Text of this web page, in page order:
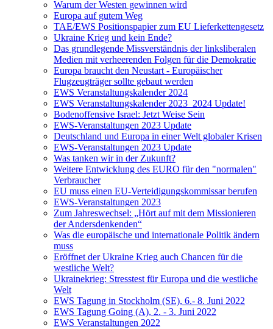
Warum der Westen gewinnen wird
Europa auf gutem Weg
TAE/EWS Positionspapier zum EU Lieferkettengesetz
Ukraine Krieg und kein Ende?
Das grundlegende Missverständnis der linksliberalen
Medien mit verheerenden Folgen für die Demokratie
Europa braucht den Neustart - Europäischer
Flugzeugträger sollte gebaut werden
EWS Veranstaltungskalender 2024
EWS Veranstaltungskalender 2023_2024 Update!
Bodenoffensive Israel: Jetzt Weise Sein
EWS-Veranstaltungen 2023 Update
Deutschland und Europa in einer Welt globaler Krisen
EWS-Veranstaltungen 2023 Update
Was tanken wir in der Zukunft?
Weitere Entwicklung des EURO für den "normalen"
Verbraucher
EU muss einen EU-Verteidigungskommissar berufen
EWS-Veranstaltungen 2023
Zum Jahreswechsel: „Hört auf mit dem Missionieren
der Andersdenkenden“
Was die europäische und internationale Politik ändern
muss
Eröffnet der Ukraine Krieg auch Chancen für die
westliche Welt?
Ukrainekrieg: Stresstest für Europa und die westliche
Welt
EWS Tagung in Stockholm (SE), 6.- 8. Juni 2022
EWS Tagung Going (A), 2. - 3. Juni 2022
EWS Veranstaltungen 2022